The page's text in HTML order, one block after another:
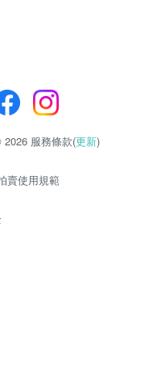
服務條款(更新)
賣使用規範